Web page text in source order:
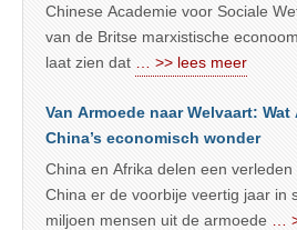
Chinese Academie voor Sociale
van de Britse marxistische
laat zien dat
… >> lees meer
Van Armoede naar Welvaart:
China’s economisch wonder
China en Afrika delen een
China er de voorbije veertig jaar in
miljoen mensen uit de armoede
…